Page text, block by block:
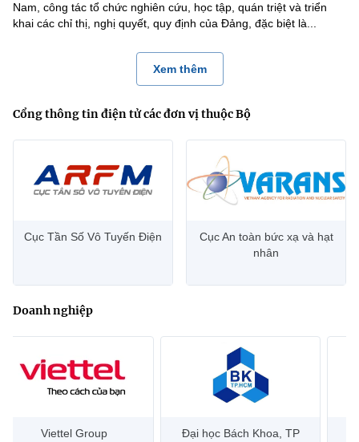
Nam, công tác tổ chức nghiên cứu, học tập, quán triệt và triển
khai các chỉ thị, nghị quyết, quy định của Đảng, đặc biệt là...
Xem thêm
Cổng thông tin điện tử các đơn vị thuộc Bộ
Cục Tần Số Vô Tuyến Điện
Cục An toàn bức xạ và hạt
nhân
Doanh nghiệp
Đại học Bách Khoa, TP
Bưu điện Việt Nam –